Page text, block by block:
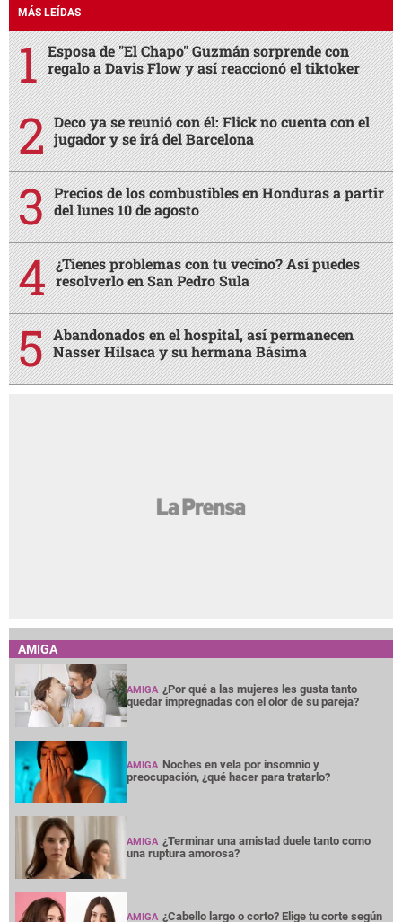
MÁS LEÍDAS
Esposa de "El Chapo" Guzmán sorprende con
regalo a Davis Flow y así reaccionó el tiktoker
Deco ya se reunió con él: Flick no cuenta con el
jugador y se irá del Barcelona
Precios de los combustibles en Honduras a partir
del lunes 10 de agosto
¿Tienes problemas con tu vecino? Así puedes
resolverlo en San Pedro Sula
Abandonados en el hospital, así permanecen
Nasser Hilsaca y su hermana Básima
AMIGA
AMIGA ¿Por qué a las mujeres les gusta tanto
quedar impregnadas con el olor de su pareja?
AMIGA Noches en vela por insomnio y
preocupación, ¿qué hacer para tratarlo?
AMIGA ¿Terminar una amistad duele tanto como
una ruptura amorosa?
AMIGA ¿Cabello largo o corto? Elige tu corte según